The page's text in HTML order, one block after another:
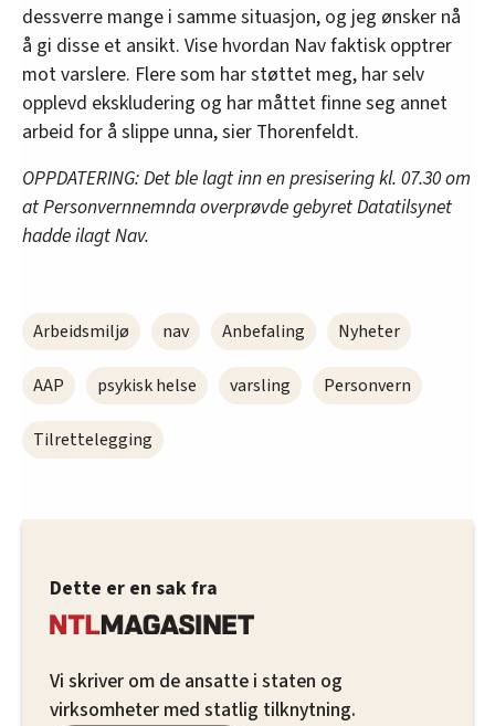
dessverre mange i samme situasjon, og jeg ønsker nå
å gi disse et ansikt. Vise hvordan Nav faktisk opptrer
mot varslere. Flere som har støttet meg, har selv
opplevd ekskludering og har måttet finne seg annet
arbeid for å slippe unna, sier Thorenfeldt.
OPPDATERING: Det ble lagt inn en presisering kl. 07.30 om
at Personvernnemnda overprøvde gebyret Datatilsynet
hadde ilagt Nav.
Arbeidsmiljø nav Anbefaling Nyheter
AAP psykisk helse varsling Personvern
Tilrettelegging
Dette er en sak fra
Vi skriver om de ansatte i staten og
virksomheter med statlig tilknytning.